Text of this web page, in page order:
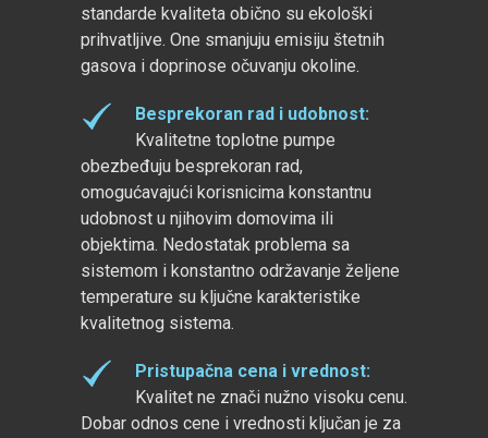
standarde kvaliteta obično su ekološki
prihvatljive. One smanjuju emisiju štetnih
gasova i doprinose očuvanju okoline.
Besprekoran rad i udobnost:
Kvalitetne toplotne pumpe
obezbeđuju besprekoran rad,
omogućavajući korisnicima konstantnu
udobnost u njihovim domovima ili
objektima. Nedostatak problema sa
sistemom i konstantno održavanje željene
temperature su ključne karakteristike
kvalitetnog sistema.
Pristupačna cena i vrednost:
Kvalitet ne znači nužno visoku cenu.
Dobar odnos cene i vrednosti ključan je za